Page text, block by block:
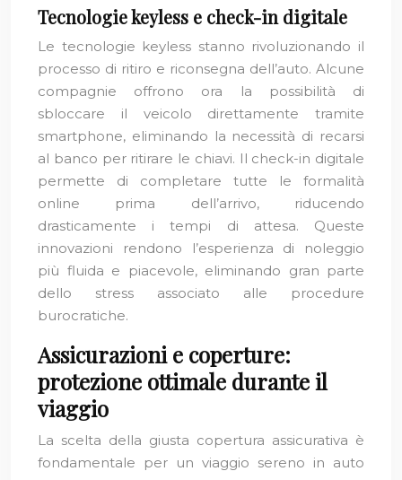
Tecnologie keyless e check-in digitale
Le tecnologie keyless stanno rivoluzionando il
processo di ritiro e riconsegna dell’auto. Alcune
compagnie offrono ora la possibilità di
sbloccare il veicolo direttamente tramite
smartphone, eliminando la necessità di recarsi
al banco per ritirare le chiavi. Il check-in digitale
permette di completare tutte le formalità
online prima dell’arrivo, riducendo
drasticamente i tempi di attesa. Queste
innovazioni rendono l’esperienza di noleggio
più fluida e piacevole, eliminando gran parte
dello stress associato alle procedure
burocratiche.
Assicurazioni e coperture:
protezione ottimale durante il
viaggio
La scelta della giusta copertura assicurativa è
fondamentale per un viaggio sereno in auto